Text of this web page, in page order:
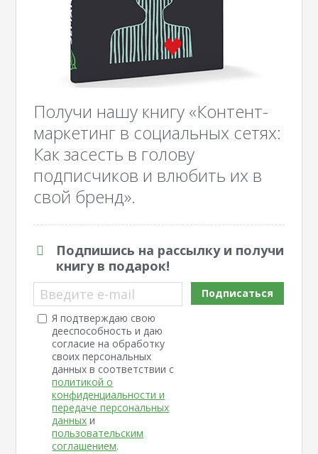
Получи нашу книгу «Контент-
маркетинг в социальных сетях:
Как засесть в голову
подписчиков и влюбить их в
свой бренд».
Подпишись на рассылку и получи
книгу в подарок!
Введите e-mail
Я подтверждаю свою
дееспособность и даю
согласие на обработку
своих персональных
данных в соответствии с
политикой о
конфиденциальности и
передаче персональных
данных и
пользовательским
соглашением.
Подписаться